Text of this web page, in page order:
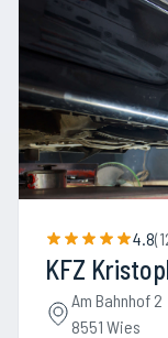
4.8(
KFZ
Am Bahnhof 2
8551 Wies